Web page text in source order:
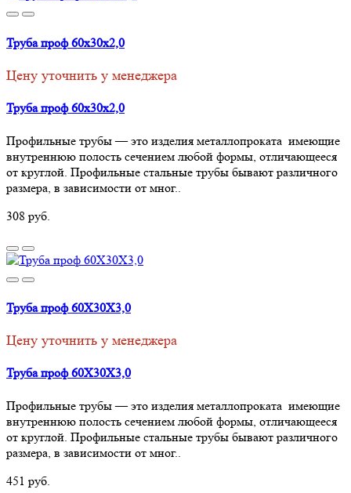
Труба проф 60х30х2,0
Цену уточнить у менеджера
Труба проф 60х30х2,0
Профильные трубы — это изделия металлопроката имеющие
внутреннюю полость сечением любой формы, отличающееся
от круглой. Профильные стальные трубы бывают различного
размера, в зависимости от мног..
308 руб.
Труба проф 60Х30Х3,0
Цену уточнить у менеджера
Труба проф 60Х30Х3,0
Профильные трубы — это изделия металлопроката имеющие
внутреннюю полость сечением любой формы, отличающееся
от круглой. Профильные стальные трубы бывают различного
размера, в зависимости от мног..
451 руб.